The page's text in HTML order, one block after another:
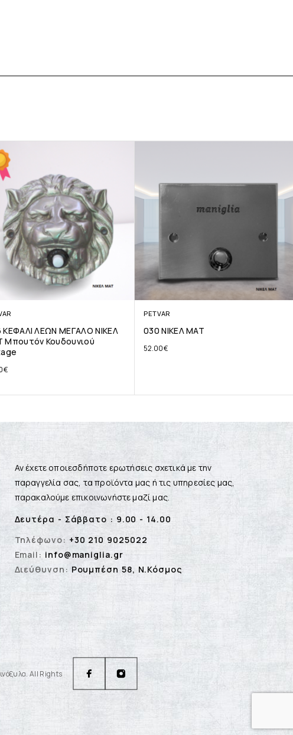
ΚΕΦΑΛΙ ΛΕΩΝ ΜΕΓΑΛΟ ΝΙΚΕΛ
Μπουτόν Κουδουνιού
€
PETVAR
030 ΝΙΚΕΛ ΜΑΤ
52.00€
Αν έχετε οποιεσδήποτε ερωτήσεις σχετικά με την
παραγγελία σας, τα προϊόντα μας ή τις υπηρεσίες μας,
παρακαλούμε επικοινωνήστε μαζί μας.
Δευτέρα - Σάββατο : 9.00 - 14.00
Τηλέφωνο: +30 210 9025022
Email: info@maniglia.gr
Διεύθυνση: Ρουμπέση 58, Ν.Κόσμος
All Rights